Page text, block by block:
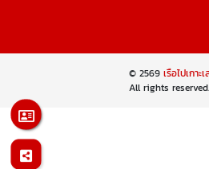
© 2569เรือไปเกา
All rights reserved.